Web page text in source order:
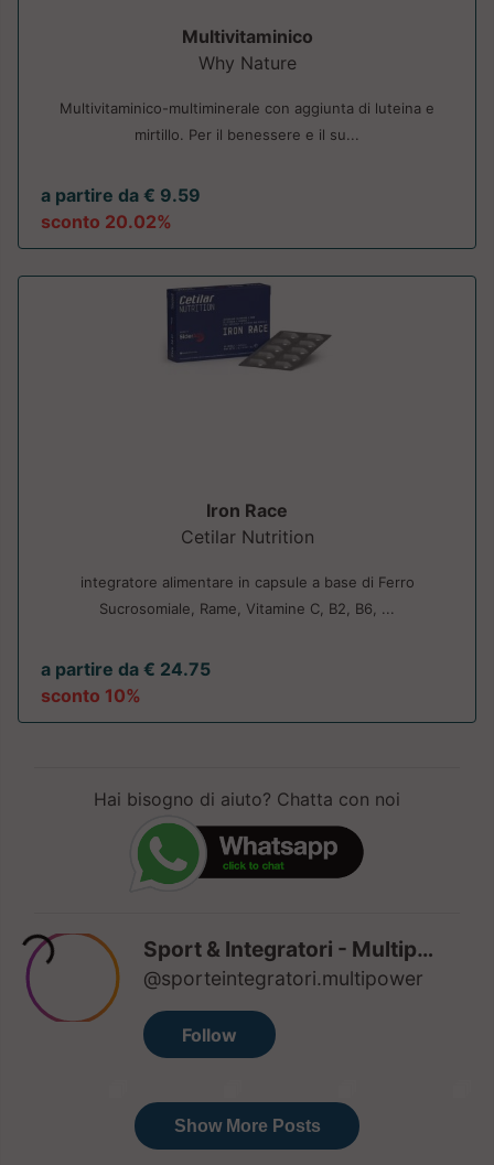
Multivitaminico
Why Nature
Multivitaminico-multiminerale con aggiunta di luteina e
mirtillo. Per il benessere e il su...
a partire da € 9.59
sconto 20.02%
Iron Race
Cetilar Nutrition
integratore alimentare in capsule a base di Ferro
Sucrosomiale, Rame, Vitamine C, B2, B6, ...
a partire da € 24.75
sconto 10%
Hai bisogno di aiuto? Chatta con noi